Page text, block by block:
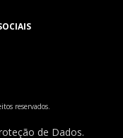
reservados.
de Dados.